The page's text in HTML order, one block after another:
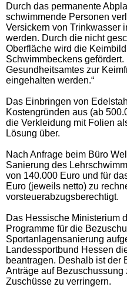
Durch das permanente
schwimmende Personen
Versickern von Trinkwasser
werden. Durch die nicht
Oberfläche wird die
Schwimmbeckens
Gesundheitsamtes zur
eingehalten werden.“
Das Einbringen von
Kostengründen aus (ab
die Verkleidung mit Folien
Lösung über.
Nach Anfrage beim Büro
Sanierung des
von 140.000 Euro und für
Euro (jeweils netto) zu
vorsteuerabzugsberechtigt.
Das Hessische Ministerium
Programme für die
Sportanlagensanierung
Landessportbund Hessen
beantragen. Deshalb ist der
Anträge auf
Zuschüsse zu verringern.